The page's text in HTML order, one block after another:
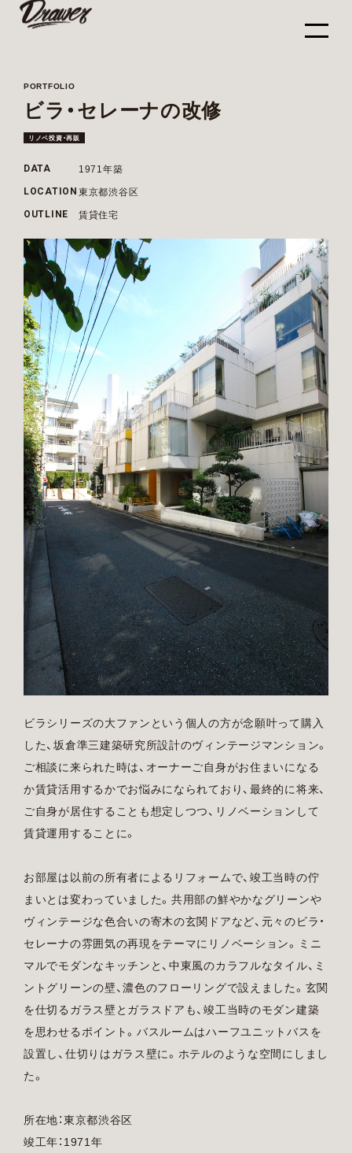
PORTFOLIO
ビラ・セレーナの改修
リノベ投資・再販
DATA 1971年築
LOCATION 東京都渋谷区
OUTLINE 賃貸住宅
ビラシリーズの大ファンという個人の方が念願叶って購入
した、坂倉準三建築研究所設計のヴィンテージマンション。
ご相談に来られた時は、オーナーご自身がお住まいになる
か賃貸活用するかでお悩みになられており、最終的に将来、
ご自身が居住することも想定しつつ、リノベーションして
賃貸運用することに。
お部屋は以前の所有者によるリフォームで、竣工当時の佇
まいとは変わっていました。共用部の鮮やかなグリーンや
ヴィンテージな色合いの寄木の玄関ドアなど、元々のビラ・
セレーナの雰囲気の再現をテーマにリノベーション。ミニ
マルでモダンなキッチンと、中東風のカラフルなタイル、ミ
ントグリーンの壁、濃色のフローリングで設えました。玄関
を仕切るガラス壁とガラスドアも、竣工当時のモダン建築
を思わせるポイント。バスルームはハーフユニットバスを
設置し、仕切りはガラス壁に。ホテルのような空間にしまし
た。
所在地：東京都渋谷区
竣工年：1971年